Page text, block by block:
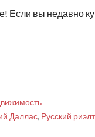
Если вы недавно
Даллас, Русский